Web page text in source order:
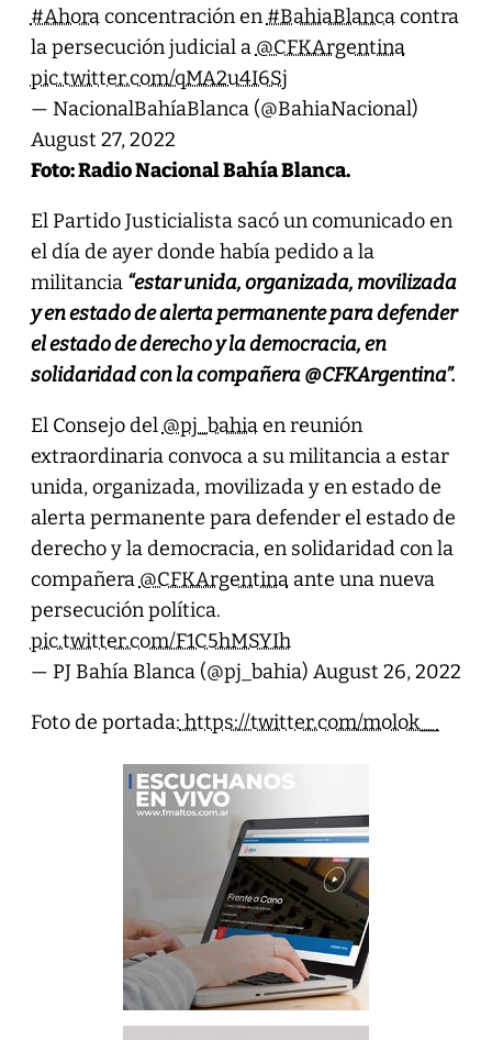
#Ahoraconcentración en #BahiaBlancacontra
la persecución judicial a @CFKArgentina
pic.twitter.com/qMA2u4I6Sj
— NacionalBahíaBlanca (@BahiaNacional)
August 27, 2022
Foto: Radio Nacional Bahía Blanca.
El Partido Justicialista sacó un comunicado en
el día de ayer donde había pedido a la
militancia “estar unida, organizada, movilizada
y en estado de alerta permanente para defender
el estado de derecho y la democracia, en
solidaridad con la compañera @CFKArgentina”.
El Consejo del @pj_bahiaen reunión
extraordinaria convoca a su militancia a estar
unida, organizada, movilizada y en estado de
alerta permanente para defender el estado de
derecho y la democracia, en solidaridad con la
compañera @CFKArgentinaante una nueva
persecución política.
pic.twitter.com/F1C5hMSYIh
— PJ Bahía Blanca (@pj_bahia) August 26, 2022
Foto de portada: https://twitter.com/molok__